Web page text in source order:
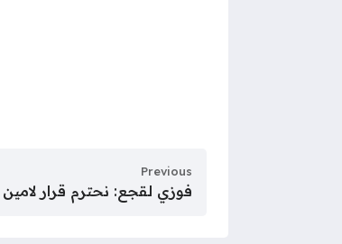
Previous
فوزي لقجع: نحترم قرار